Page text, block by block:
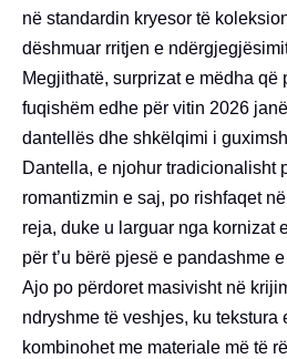
në standardin kryesor të
dëshmuar rritjen e
Megjithatë, surprizat e mëdha që
fuqishëm edhe për vitin 2026
dantellës dhe shkëlqimi i
Dantella, e njohur tradicionalisht
romantizmin e saj, po rishfaqet
reja, duke u larguar nga kornizat
për t’u bërë pjesë e pandashme
Ajo po përdoret masivisht në
ndryshme të veshjes, ku tekstura
kombinohet me materiale më të